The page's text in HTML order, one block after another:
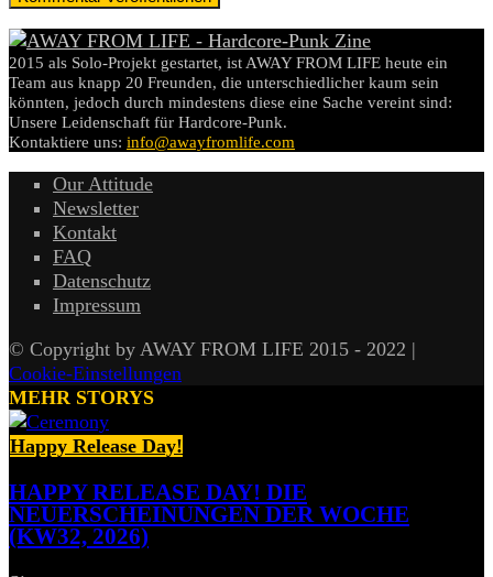
2015 als Solo-Projekt gestartet, ist AWAY FROM LIFE heute ein
Team aus knapp 20 Freunden, die unterschiedlicher kaum sein
könnten, jedoch durch mindestens diese eine Sache vereint sind:
Unsere Leidenschaft für Hardcore-Punk.
Kontaktiere uns: info@awayfromlife.com
Our Attitude
Newsletter
Kontakt
FAQ
Datenschutz
Impressum
© Copyright by AWAY FROM LIFE 2015 - 2022 |
Cookie-Einstellungen
MEHR STORYS
Happy Release Day!
HAPPY RELEASE DAY! DIE
NEUERSCHEINUNGEN DER WOCHE
(KW32, 2026)